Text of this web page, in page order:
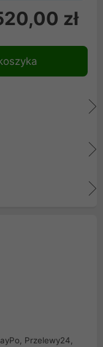
zł
Przelewy24,